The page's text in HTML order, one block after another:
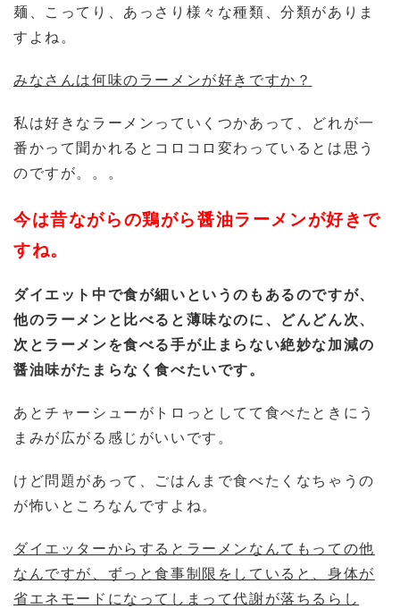
麺、こってり、あっさり様々な種類、分類がありま
すよね。
みなさんは何味のラーメンが好きですか？
私は好きなラーメンっていくつかあって、どれが一
番かって聞かれるとコロコロ変わっているとは思う
のですが。。。
今は昔ながらの鶏がら醤油ラーメンが好きで
すね。
ダイエット中で食が細いというのもあるのですが、
他のラーメンと比べると薄味なのに、どんどん次、
次とラーメンを食べる手が止まらない絶妙な加減の
醤油味がたまらなく食べたいです。
あとチャーシューがトロっとしてて食べたときにう
まみが広がる感じがいいです。
けど問題があって、ごはんまで食べたくなちゃうの
が怖いところなんですよね。
ダイエッターからするとラーメンなんてもっての他
なんですが、ずっと食事制限をしていると、身体が
省エネモードになってしまって代謝が落ちるらし